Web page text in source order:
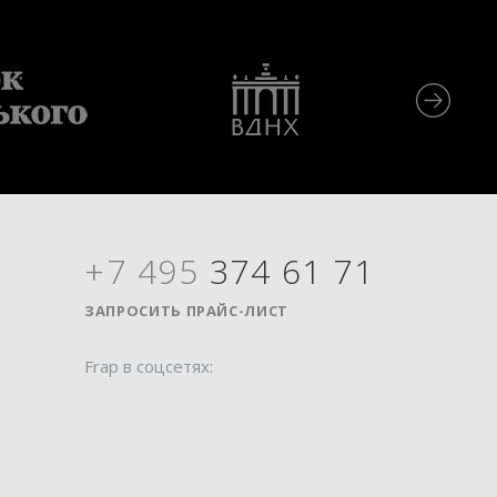
+7 495 374 61 71
ЗАПРОСИТЬ ПРАЙС-ЛИСТ
Frap в соцсетях: